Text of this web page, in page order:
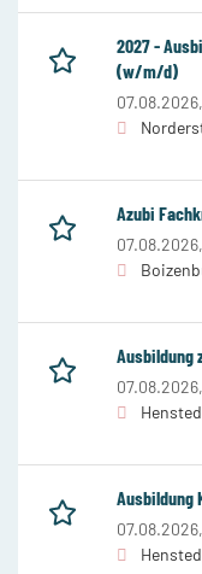
2027 -
(w/m/d)
07.08.2026,
Azubi
07.08.2026,
Ausbildung
07.08.2026,
Ausbildung
07.08.2026,